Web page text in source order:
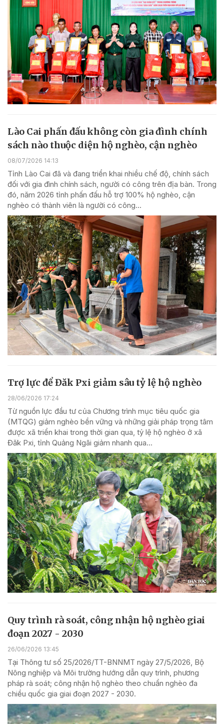
Lào Cai phấn đấu không còn gia đình chính
sách nào thuộc diện hộ nghèo, cận nghèo
08/07/2026 14:13
Tỉnh Lào Cai đã và đang triển khai nhiều chế độ, chính sách
đối với gia đình chính sách, người có công trên địa bàn. Trong
đó, năm 2026 tỉnh phấn đấu hỗ trợ 100% hộ nghèo, cận
nghèo có thành viên là người có công...
Trợ lực để Đăk Pxi giảm sâu tỷ lệ hộ nghèo
28/06/2026 17:24
Từ nguồn lực đầu tư của Chương trình mục tiêu quốc gia
(MTQG) giảm nghèo bền vững và những giải pháp trọng tâm
được xã triển khai trong thời gian qua, tỷ lệ hộ nghèo ở xã
Đăk Pxi, tỉnh Quảng Ngãi giảm nhanh qua...
Quy trình rà soát, công nhận hộ nghèo giai
đoạn 2027 - 2030
26/06/2026 13:45
Tại Thông tư số 25/2026/TT-BNNMT ngày 27/5/2026, Bộ
Nông nghiệp và Môi trường hướng dẫn quy trình, phương
pháp rà soát; công nhận hộ nghèo theo chuẩn nghèo đa
chiều quốc gia giai đoạn 2027 - 2030.